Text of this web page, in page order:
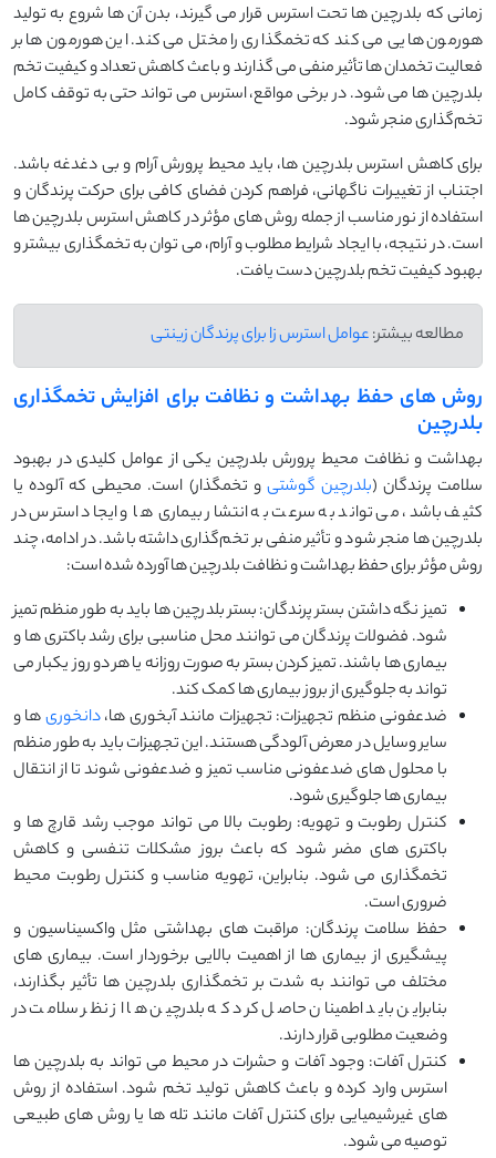
زمانی که بلدرچین ‌ها تحت استرس قرار می ‌گیرند، بدن آن‌ ها شروع به تولید
هورمون ‌هایی می ‌کند که تخمگذاری را مختل می ‌کند. این هورمون ‌ها بر
فعالیت تخمدان‌ ها تأثیر منفی می ‌گذارند و باعث کاهش تعداد و کیفیت تخم‌
بلدرچین ‌ها می‌ شود. در برخی مواقع، استرس می‌ تواند حتی به توقف کامل
تخم‌گذاری منجر شود.
برای کاهش استرس بلدرچین ‌ها، باید محیط پرورش آرام و بی ‌دغدغه باشد.
اجتناب از تغییرات ناگهانی، فراهم کردن فضای کافی برای حرکت پرندگان و
استفاده از نور مناسب از جمله روش ‌های مؤثر در کاهش استرس بلدرچین ‌ها
است. در نتیجه، با ایجاد شرایط مطلوب و آرام، می ‌توان به تخمگذاری بیشتر و
بهبود کیفیت تخم‌ بلدرچین دست یافت.
مطالعه بیشتر:عوامل استرس زا برای پرندگان زینتی
روش های حفظ بهداشت و نظافت برای افزایش تخمگذاری
بلدرچین
بهداشت و نظافت محیط پرورش بلدرچین یکی از عوامل کلیدی در بهبود
سلامت پرندگان (بلدرچین گوشتی و تخمگذار) است. محیطی که آلوده یا
کثیف باشد، می ‌تواند به سرعت به انتشار بیماری‌ ها و ایجاد استرس در
بلدرچین‌ ها منجر شود و تأثیر منفی بر تخم‌گذاری داشته باشد. در ادامه، چند
روش مؤثر برای حفظ بهداشت و نظافت بلدرچین ‌ها آورده شده است:
تمیز نگه داشتن بستر پرندگان: بستر بلدرچین ‌ها باید به طور منظم تمیز
شود. فضولات پرندگان می ‌توانند محل مناسبی برای رشد باکتری ‌ها و
بیماری ‌ها باشند. تمیز کردن بستر به صورت روزانه یا هر دو روز یکبار می
‌تواند به جلوگیری از بروز بیماری‌ ها کمک کند.
ضدعفونی منظم تجهیزات: تجهیزات مانند آبخوری ‌ها،دانخوری‌ها و
سایر وسایل در معرض آلودگی هستند. این تجهیزات باید به طور منظم
با محلول ‌های ضدعفونی مناسب تمیز و ضدعفونی شوند تا از انتقال
بیماری ‌ها جلوگیری شود.
کنترل رطوبت و تهویه: رطوبت بالا می‌ تواند موجب رشد قارچ ‌ها و
باکتری ‌های مضر شود که باعث بروز مشکلات تنفسی و کاهش
تخمگذاری می ‌شود. بنابراین، تهویه مناسب و کنترل رطوبت محیط
ضروری است.
حفظ سلامت پرندگان: مراقبت ‌های بهداشتی مثل واکسیناسیون و
پیشگیری از بیماری ‌ها از اهمیت بالایی برخوردار است. بیماری‌ های
مختلف می ‌توانند به شدت بر تخمگذاری بلدرچین‌ ها تأثیر بگذارند،
بنابراین باید اطمینان حاصل کرد که بلدرچین ‌ها از نظر سلامت در
وضعیت مطلوبی قرار دارند.
کنترل آفات: وجود آفات و حشرات در محیط می ‌تواند به بلدرچین ‌ها
استرس وارد کرده و باعث کاهش تولید تخم‌ شود. استفاده از روش‌
های غیرشیمیایی برای کنترل آفات مانند تله ‌ها یا روش ‌های طبیعی
توصیه می ‌شود.